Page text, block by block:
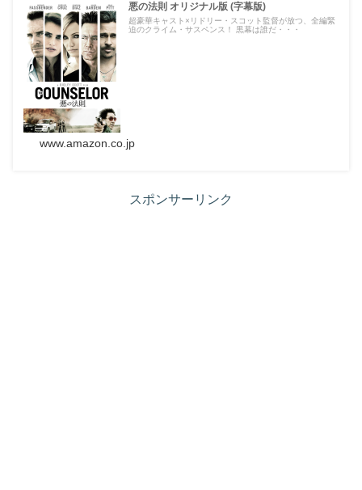
悪の法則 オリジナル版 (字幕版)
超豪華キャスト×リドリー・スコット監督が放つ、全編緊
迫のクライム・サスペンス！ 黒幕は誰だ・・・
www.amazon.co.jp
スポンサーリンク